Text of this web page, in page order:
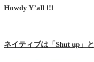
Howdy Y’all !!!
ネイティブは「Shut up」